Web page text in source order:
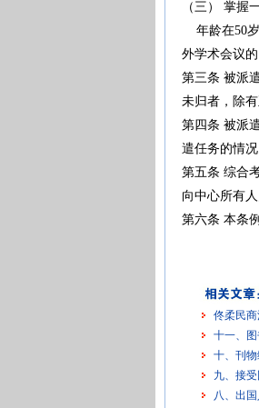
（三） 掌握
年龄在50岁
外学术会议的
第三条 被派
未归者，除
第四条 被派
遣任务的情
第五条 综合
向中心所有
第六条 本条
佟柔民
十一、
十、刊物
九、接
八、出